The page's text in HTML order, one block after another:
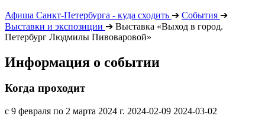
Афиша Санкт-Петербурга - куда сходить ➔ События ➔
Выставки и экспозиции ➔ Выставка «Выход в город.
Петербург Людмилы Пивоваровой»
Информация о событии
Когда проходит
с 9 февраля по 2 марта 2024 г. 2024-02-09 2024-03-02